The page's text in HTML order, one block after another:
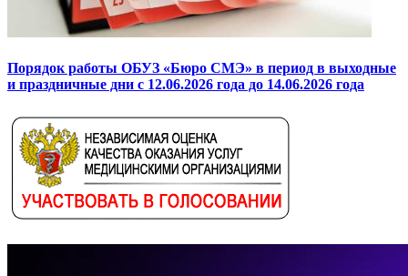
Порядок работы ОБУЗ «Бюро СМЭ» в период в выходные
и праздничные дни с 12.06.2026 года до 14.06.2026 года